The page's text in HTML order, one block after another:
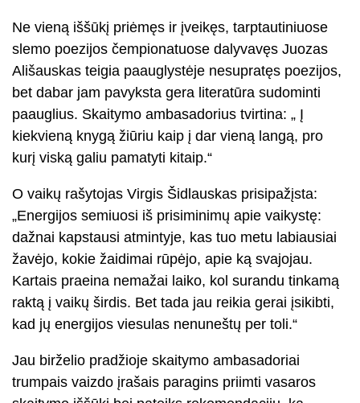
Ne vieną iššūkį priėmęs ir įveikęs, tarptautiniuose
slemo poezijos čempionatuose dalyvavęs Juozas
Ališauskas teigia paauglystėje nesupratęs poezijos,
bet dabar jam pavyksta gera literatūra sudominti
paauglius. Skaitymo ambasadorius tvirtina: „ Į
kiekvieną knygą žiūriu kaip į dar vieną langą, pro
kurį viską galiu pamatyti kitaip.“
O vaikų rašytojas Virgis Šidlauskas prisipažįsta:
„Energijos semiuosi iš prisiminimų apie vaikystę:
dažnai kapstausi atmintyje, kas tuo metu labiausiai
žavėjo, kokie žaidimai rūpėjo, apie ką svajojau.
Kartais praeina nemažai laiko, kol surandu tinkamą
raktą į vaikų širdis. Bet tada jau reikia gerai įsikibti,
kad jų energijos viesulas nenuneštų per toli.“
Jau birželio pradžioje skaitymo ambasadoriai
trumpais vaizdo įrašais paragins priimti vasaros